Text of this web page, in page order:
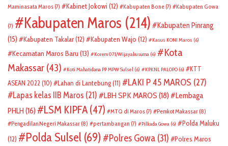
Maminasata Maros (7) Kabinet Jokowi (12) Kabupaten Bone (7) Kabupaten Gowa
(7) Kabupaten Maros (214)
Kabupaten Pinrang
(15)
Kabupaten Takalar(12) Kabupaten Wajo (12) Kasus KONI Maros (6)
Kecamatan Maros Baru (13) Korem 071/Wijayakusuma (6)
Kota
Makassar (43) Koti Mahatidana PP MPW Sulsel (6) KPKNL PALOPO (6)
KTT
ASEAN 2022 (10) Lahan di Lantebung(11) LAKI P 45 MAROS (27)
Lapas kelas IIB Maros (21) LBH SPK MAROS (18)
Lembaga
PHLH (16) LSM KIPFA (47) MTQ di Maros (7) Pemkot Makassar (8)
Pengadilan Negeri Makassar (8) pertambangan (7) Pilkada Gowa (6)
Polda Maluku
(12)
Polda Sulsel (69) Polres Gowa (31)
Polres Maros